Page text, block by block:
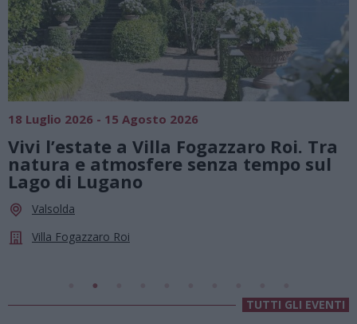
- 15 Agosto 2026
a Villa Fogazzaro Roi. Tra
senza tempo sul
Roi
Summer
agosto,
TUTTI GLI EVENTI